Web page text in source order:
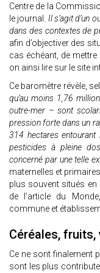
Centre de la
le journal. Il s’agit d’un
dans des contextes de
afin d’objectiver des
cas échéant, de
on ainsi lire sur le site
Ce baromètre révèle,
qu’au moins 1,76
outre-mer – sont
pression forte dans un
314 hectares entourant
pesticides à pleine
concerné par une telle
maternelles et
plus souvent situés
de l’article du
commune et
Céréales, fruits,
Ce ne sont finalement
sont les plus